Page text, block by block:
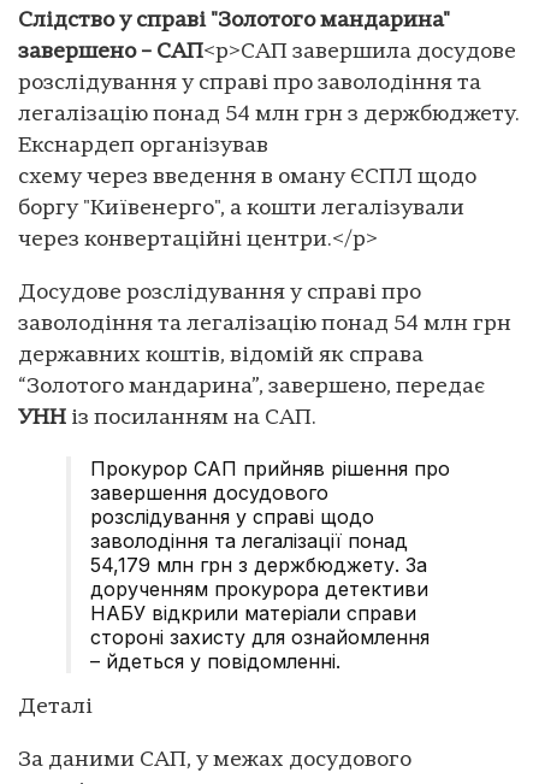
Слідство у справі "Золотого мандарина"
завершено – САП<p>САП завершила досудове
розслідування у справі про заволодіння та
легалізацію понад 54 млн грн з держбюджету.
Екснардеп організував
схему через введення в оману ЄСПЛ щодо
боргу "Київенерго", а кошти легалізували
через конвертаційні центри.</p>
Досудове розслідування у справі про
заволодіння та легалізацію понад 54 млн грн
державних коштів, відомій як справа
“Золотого мандарина”, завершено, передає
УНН із посиланням на САП.
Прокурор САП прийняв рішення про
завершення досудового
розслідування у справі щодо
заволодіння та легалізації понад
54,179 млн грн з держбюджету. За
дорученням прокурора детективи
НАБУ відкрили матеріали справи
стороні захисту для ознайомлення
– йдеться у повідомленні.
Деталі
За даними САП, у межах досудового